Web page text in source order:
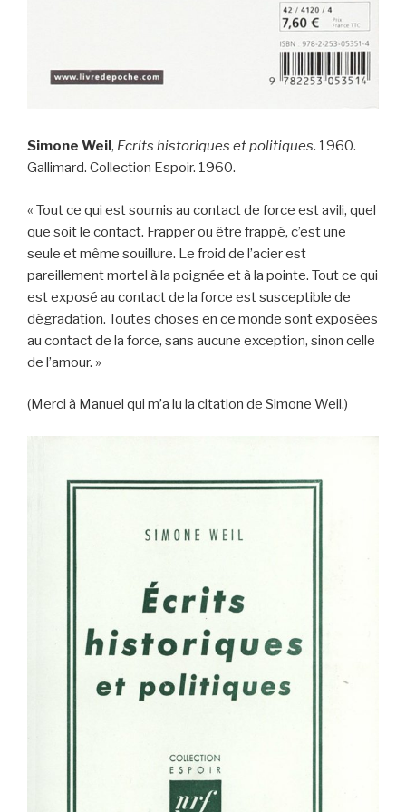
Simone Weil , Ecrits historiques et politiques. 1960.
Gallimard. Collection Espoir. 1960.
« Tout ce qui est soumis au contact de force est avili, quel
que soit le contact. Frapper ou être frappé, c’est une
seule et même souillure. Le froid de l’acier est
pareillement mortel à la poignée et à la pointe. Tout ce qui
est exposé au contact de la force est susceptible de
dégradation. Toutes choses en ce monde sont exposées
au contact de la force, sans aucune exception, sinon celle
de l’amour. »
(Merci à Manuel qui m’a lu la citation de Simone Weil.)